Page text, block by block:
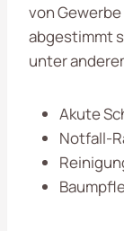
von
abgestimmt
unter
Akute
Notfall-